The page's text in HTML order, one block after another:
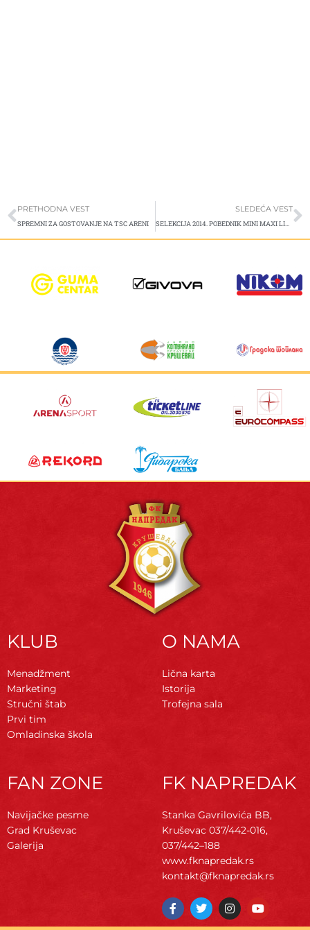
Prev
PRETHODNA VEST
SPREMNI ZA GOSTOVANJE NA TSC ARENI
SLEDEĆA VEST
SELEKCIJA 2014. POBEDNIK MINI MAXI LIGE KRUŠEVAC
KLUB
Menadžment
Marketing
Stručni štab
Prvi tim
Omladinska škola
O NAMA
Lična karta
Istorija
Trofejna sala
FAN ZONE
Navijačke pesme
Grad Kruševac
Galerija
FK NAPREDAK
Stanka Gavrilovića BB,
Kruševac 037/442-016,
037/442–188
www.fknapredak.rs
kontakt@fknapredak.rs
F
a
c
T
w
i
I
n
s
Y
o
u